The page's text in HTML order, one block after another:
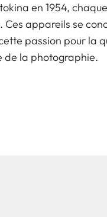
en 1954,
appareils se
passion pour la
de la photographie.